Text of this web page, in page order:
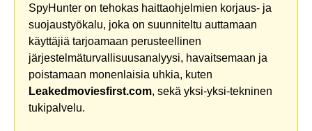
SpyHunter on tehokas haittaohjelmien korjaus- ja
suojaustyökalu, joka on suunniteltu auttamaan
käyttäjiä tarjoamaan perusteellinen
järjestelmäturvallisuusanalyysi, havaitsemaan ja
poistamaan monenlaisia uhkia, kuten
Leakedmoviesfirst.com, sekä yksi-yksi-tekninen
tukipalvelu.